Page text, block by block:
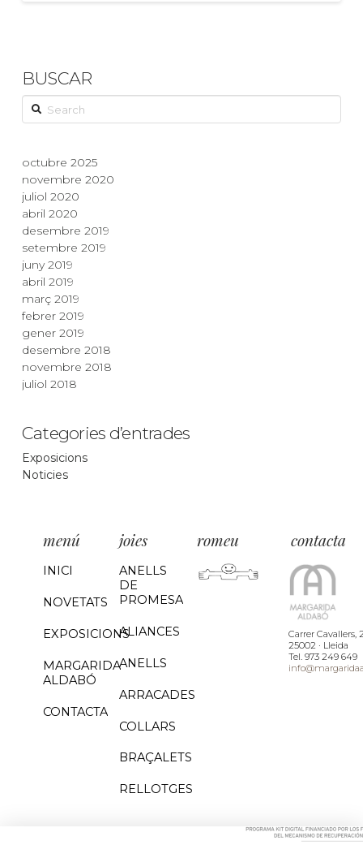
BUSCAR
Search
octubre 2025
novembre 2020
juliol 2020
abril 2020
desembre 2019
setembre 2019
juny 2019
abril 2019
març 2019
febrer 2019
gener 2019
desembre 2018
novembre 2018
juliol 2018
Categories d’entrades
Exposicions
Noticies
menú
INICI
NOVETATS
EXPOSICIONS
MARGARIDA
ALDABÓ
CONTACTA
joies
ANELLS
DE
PROMESA
ALIANCES
ANELLS
ARRACADES
COLLARS
BRAÇALETS
RELLOTGES
romeu contacta
Carrer Cavallers,
25002 · Lleida
Tel. 973 249 649